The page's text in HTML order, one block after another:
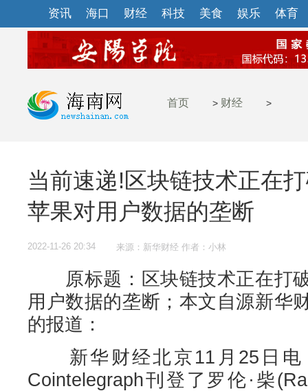
资讯 海口 财经 科技 美食 娱乐 体育
首页 > 财经 >
当前速递!区块链技术正在
苹果对用户数据的垄断
2022-11-26 20:34 来源：新华财经 作者：小林
原标题：区块链技术正在打
用户数据的垄断；本文自源新华
的报道：
新华财经北京11月25日电
Cointelegraph刊登了罗伦·柴